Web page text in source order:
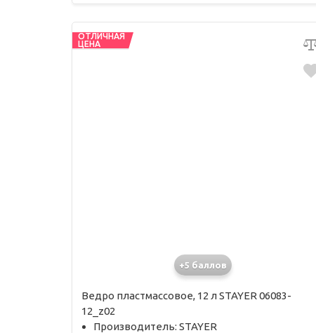
ОТЛИЧНАЯ
ЦЕНА
+5 баллов
Ведро пластмассовое, 12 л STAYER 06083-
12_z02
Производитель: STAYER